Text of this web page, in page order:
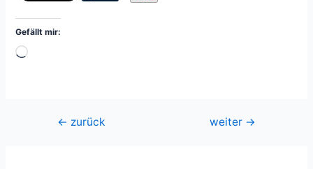
Gefällt mir:
Wird
Beitragsnavigation
← zurück weiter →